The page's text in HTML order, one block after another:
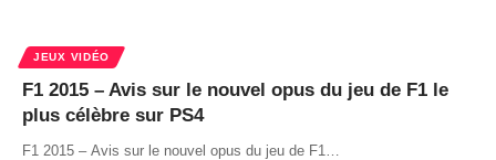
JEUX VIDÉO
F1 2015 – Avis sur le nouvel opus du jeu de F1 le
plus célèbre sur PS4
F1 2015 – Avis sur le nouvel opus du jeu de F1…